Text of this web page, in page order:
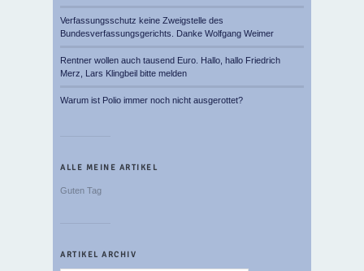
Verfassungsschutz keine Zweigstelle des
Bundesverfassungsgerichts. Danke Wolfgang Weimer
Rentner wollen auch tausend Euro. Hallo, hallo Friedrich
Merz, Lars Klingbeil bitte melden
Warum ist Polio immer noch nicht ausgerottet?
ALLE MEINE ARTIKEL
Guten Tag
ARTIKEL ARCHIV